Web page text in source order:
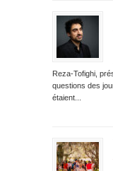
Reza-Tofighi,
questions des
étaient...